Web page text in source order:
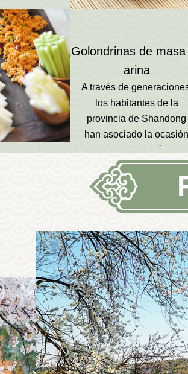
o pasta
rojos.
Golondrinas de
arina
A través de
los habitantes de la
provincia de Shandong
han asociado la ocasión
pequeñas golondrinas
masa de arina.